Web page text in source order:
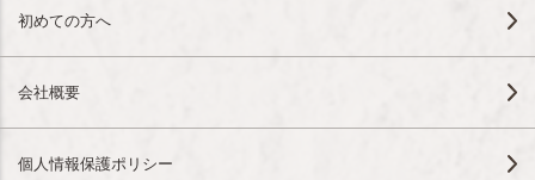
初めての方へ
会社概要
個人情報保護ポリシー